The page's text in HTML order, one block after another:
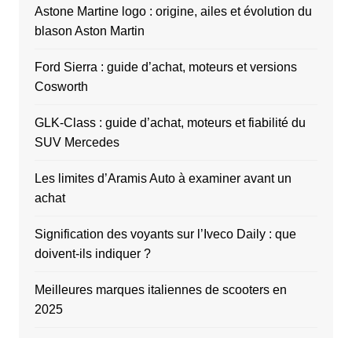
Astone Martine logo : origine, ailes et évolution du
blason Aston Martin
Ford Sierra : guide d’achat, moteurs et versions
Cosworth
GLK-Class : guide d’achat, moteurs et fiabilité du
SUV Mercedes
Les limites d’Aramis Auto à examiner avant un
achat
Signification des voyants sur l’Iveco Daily : que
doivent-ils indiquer ?
Meilleures marques italiennes de scooters en
2025